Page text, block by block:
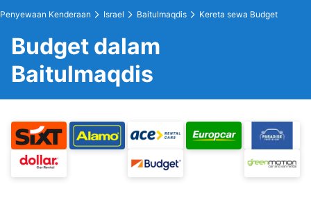
Penyewaan Kenderaan Israel Baitulmaqdis Kereta sewa Budget
Budget dalam
Baitulmaqdis